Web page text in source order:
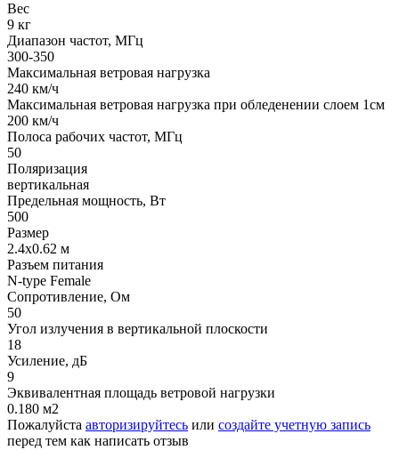
Вес
9 кг
Диапазон частот, МГц
300-350
Максимальная ветровая нагрузка
240 км/ч
Максимальная ветровая нагрузка при обледенении слоем 1см
200 км/ч
Полоса рабочих частот, МГц
50
Поляризация
вертикальная
Предельная мощность, Вт
500
Размер
2.4x0.62 м
Разъем питания
N-type Female
Сопротивление, Ом
50
Угол излучения в вертикальной плоскости
18
Усиление, дБ
9
Эквивалентная площадь ветровой нагрузки
0.180 м2
Пожалуйста авторизируйтесь или создайте учетную запись
перед тем как написать отзыв